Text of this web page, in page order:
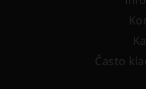
Často